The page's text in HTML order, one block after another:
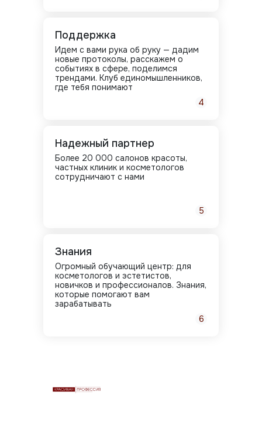
Поддержка
Идем с вами рука об руку — дадим
новые протоколы, расскажем о
событиях в сфере, поделимся
трендами. Клуб единомышленников,
где тебя понимают
4
Надежный партнер
Более 20 000 салонов красоты,
частных клиник и косметологов
сотрудничают с нами
5
Знания
Огромный обучающий центр: для
косметологов и эстетистов,
новичков и профессионалов. Знания,
которые помогают вам
зарабатывать
6